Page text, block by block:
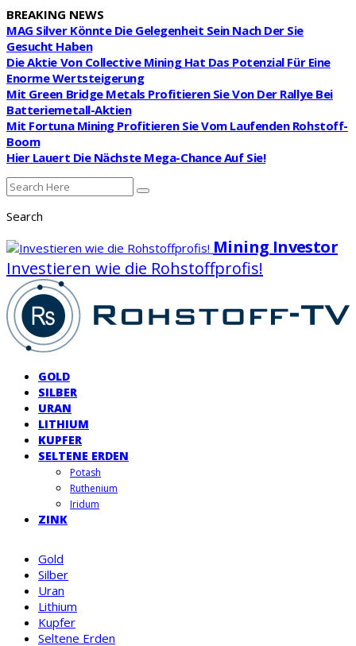
BREAKING NEWS
MAG Silver Könnte Die Gelegenheit Sein Nach Der Sie
Gesucht Haben
Die Aktie Von Collective Mining Hat Das Potenzial Für Eine
Enorme Wertsteigerung
Mit Green Bridge Metals Profitieren Sie Von Der Rallye Bei
Batteriemetall-Aktien
Mit Fortuna Mining Profitieren Sie Vom Laufenden Rohstoff-
Boom
Hier Lauert Die Nächste Mega-Chance Auf Sie!
Search
Mining Investor
Investieren wie die Rohstoffprofis!
GOLD
SILBER
URAN
LITHIUM
KUPFER
SELTENE ERDEN
Potash
Ruthenium
Iridum
ZINK
Gold
Silber
Uran
Lithium
Kupfer
Seltene Erden